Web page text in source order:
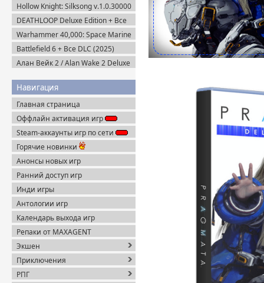
(2024) RePack
Hollow Knight: Silksong v.1.0.30000
(2025) Пиратка
DEATHLOOP Deluxe Edition + Все
DLC (2021) Пиратка
Warhammer 40,000: Space Marine
2 v.13.1.0.1 + Все DLC (2024)
Пиратка
Battlefield 6 + Все DLC (2025)
Portable
Алан Вейк 2 / Alan Wake 2 Deluxe
Пиратка
Навигация
Главная страница
Оффлайн активация игр
Steam-аккаунты игр по сети
Горячие новинки
Анонсы новых игр
Ранний доступ игр
Инди игры
Антологии игр
Календарь выхода игр
Репаки от MAXAGENT
Экшен
Приключения
РПГ